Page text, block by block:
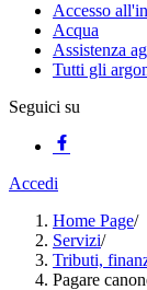
Accesso
Acqua
Assistenza
Tutti gli
Seguici su
Accedi
Home Page/
Servizi/
Tributi,
Pagare